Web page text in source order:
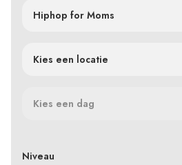
Hiphop for Moms
Kies een locatie
Kies een dag
Niveau